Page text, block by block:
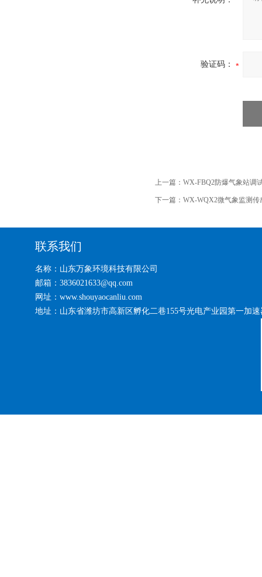
验证码：
上一篇： WX-FBQ2防爆气象站调
下一篇： WX-WQX2微气象监测传
联系我们
名称：山东万象环境科技有限公司
邮箱：3836021633@qq.com
网址：www.shouyaocanliu.com
地址：山东省潍坊市高新区孵化二巷155号光电产业园第一加